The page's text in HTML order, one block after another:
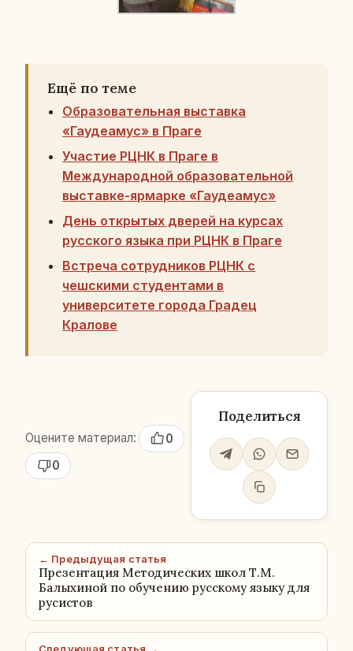
Ещё по теме
Образовательная выставка
«Гаудеамус» в Праге
Участие РЦНК в Праге в
Международной образовательной
выставке-ярмарке «Гаудеамус»
День открытых дверей на курсах
русского языка при РЦНК в Праге
Встреча сотрудников РЦНК с
чешскими студентами в
университете города Градец
Кралове
Оцените материал:
0
0
Поделиться
← Предыдущая статья
Презентация Методических школ Т.М.
Балыхиной по обучению русскому языку для
русистов